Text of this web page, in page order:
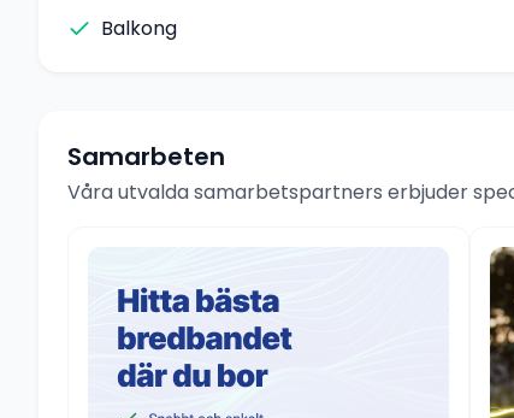
Balkong
Samarbeten
Våra utvalda samarbetspartners erbjuder